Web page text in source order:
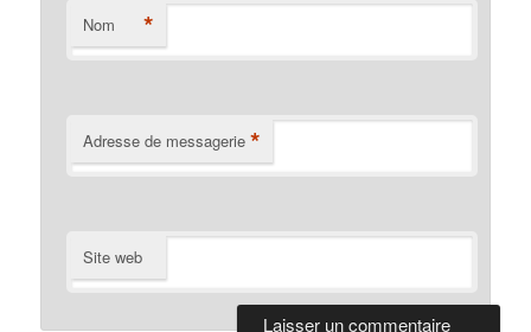
Nom *
Adresse de messagerie *
Site web